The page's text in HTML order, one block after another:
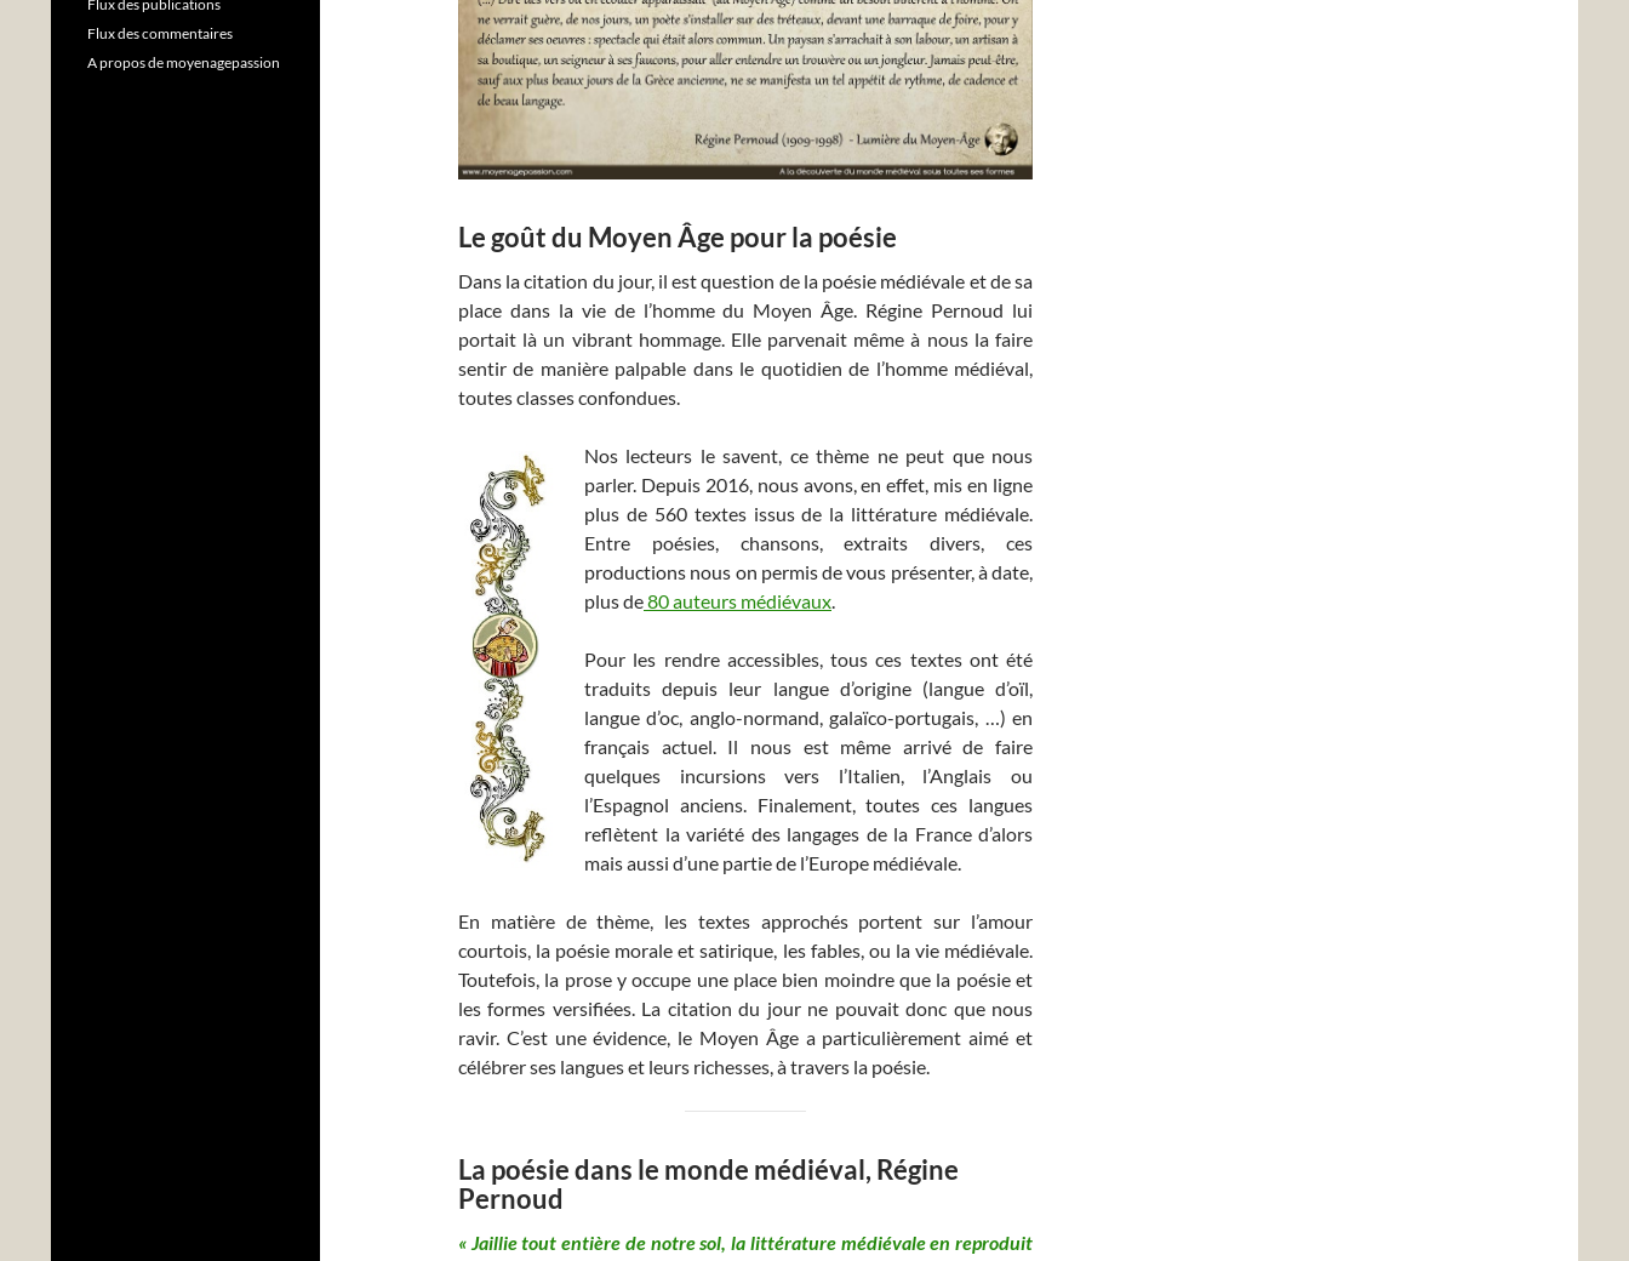
Le goût du Moyen Âge pour la poésie
Dans la citation du jour, il est question de la poésie médiévale et de sa
place dans la vie de l’homme du Moyen Âge. Régine Pernoud lui
portait là un vibrant hommage. Elle parvenait même à nous la faire
sentir de manière palpable dans le quotidien de l’homme médiéval,
toutes classes confondues.
Nos lecteurs le savent, ce thème ne peut que nous
parler. Depuis 2016, nous avons, en effet, mis en ligne
plus de 560 textes issus de la littérature médiévale.
Entre poésies, chansons, extraits divers, ces
productions nous on permis de vous présenter, à date,
plus de80 auteurs médiévaux.
Pour les rendre accessibles, tous ces textes ont été
traduits depuis leur langue d’origine (langue d’oïl,
langue d’oc, anglo-normand, galaïco-portugais, …) en
français actuel. Il nous est même arrivé de faire
quelques incursions vers l’Italien, l’Anglais ou
l’Espagnol anciens. Finalement, toutes ces langues
reflètent la variété des langages de la France d’alors
mais aussi d’une partie de l’Europe médiévale.
En matière de thème, les textes approchés portent sur l’amour
courtois, la poésie morale et satirique, les fables, ou la vie médiévale.
Toutefois, la prose y occupe une place bien moindre que la poésie et
les formes versifiées. La citation du jour ne pouvait donc que nous
ravir. C’est une évidence, le Moyen Âge a particulièrement aimé et
célébrer ses langues et leurs richesses, à travers la poésie.
La poésie dans le monde médiéval, Régine
Pernoud
« Jaillie tout entière de notre sol, la littérature médiévale en reproduit
Flux des publications
Flux des commentaires
A propos de moyenagepassion